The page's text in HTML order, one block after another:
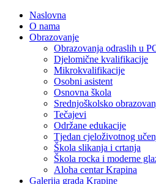
Naslovna
O nama
Obrazovanje
Obrazovanja odraslih u
Djelomične kvalifikacije
Mikrokvalifikacije
Osobni asistent
Osnovna škola
Srednjoškolsko
Tečajevi
Održane edukacije
Tjedan cjeloživotnog
Škola slikanja i crtanja
Škola rocka i moderne
Aloha centar Krapina
Galerija grada Krapine